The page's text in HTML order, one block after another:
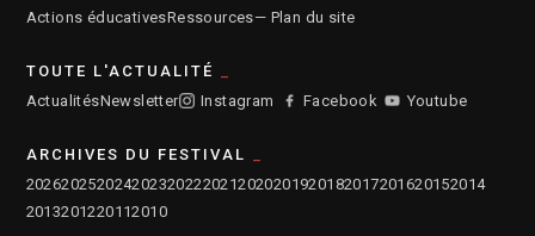
Actions éducativesRessources— Plan du site
TOUTE L'ACTUALITÉ
ActualitésNewsletter Instagram Facebook Youtube
ARCHIVES DU FESTIVAL
2026202520242023202220212020201920182017201620152014
2013201220112010